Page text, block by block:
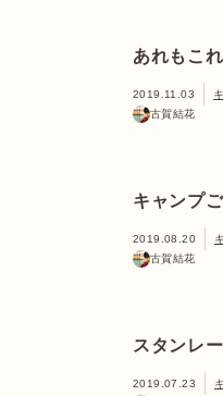
あれもこ
2019.11.03
古賀結花
キャンプ
2019.08.20
古賀結花
スタンレ
2019.07.23